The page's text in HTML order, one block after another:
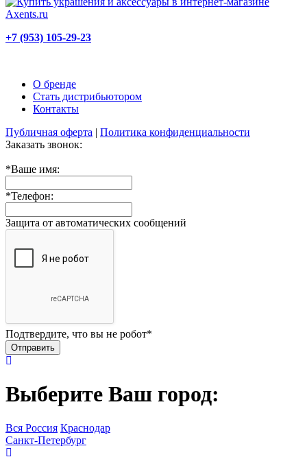
+7 (953) 105-29-23
О бренде
Стать дистрибьютором
Контакты
Публичная оферта | Политика конфиденциальности
Заказать звонок:
*Ваше имя:
*Телефон:
Защита от автоматических сообщений
Подтвердите, что вы не робот*
Выберите Ваш город:
Вся Россия Краснодар
Санкт-Петербург